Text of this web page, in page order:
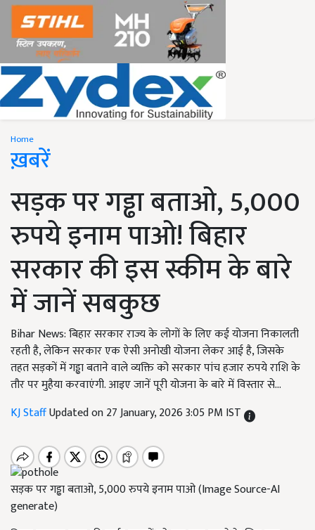
Home
ख़बरें
सड़क पर गड्ढा बताओ, 5,000
रुपये इनाम पाओ! बिहार
सरकार की इस स्कीम के बारे
में जानें सबकुछ
Bihar News: बिहार सरकार राज्य के लोगों के लिए कई योजना निकालती
रहती है, लेकिन सरकार एक ऐसी अनोखी योजना लेकर आई है, जिसके
तहत सड़कों में गड्ढा बताने वाले व्यक्ति को सरकार पांच हजार रुपये राशि के
तौर पर मुहैया करवाएंगी. आइए जानें पूरी योजना के बारे में विस्तार से...
KJ StaffUpdated on 27 January, 2026 3:05 PM IST
सड़क पर गड्ढा बताओ, 5,000 रुपये इनाम पाओ (Image Source-AI
generate)